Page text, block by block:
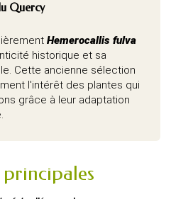
Quercy
Hemerocallis fulva
historique et sa
Cette ancienne sélection
l'intérêt des plantes qui
grâce à leur adaptation